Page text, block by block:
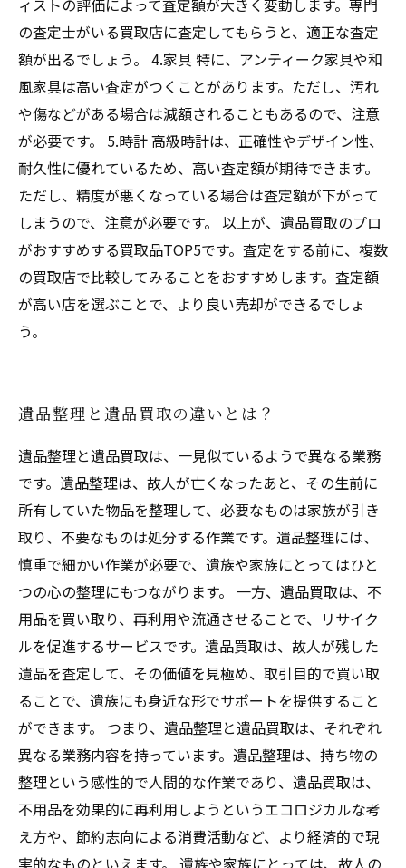
ィストの評価によって査定額が大きく変動します。専門
の査定士がいる買取店に査定してもらうと、適正な査定
額が出るでしょう。 4.家具 特に、アンティーク家具や和
風家具は高い査定がつくことがあります。ただし、汚れ
や傷などがある場合は減額されることもあるので、注意
が必要です。 5.時計 高級時計は、正確性やデザイン性、
耐久性に優れているため、高い査定額が期待できます。
ただし、精度が悪くなっている場合は査定額が下がって
しまうので、注意が必要です。 以上が、遺品買取のプロ
がおすすめする買取品TOP5です。査定をする前に、複数
の買取店で比較してみることをおすすめします。査定額
が高い店を選ぶことで、より良い売却ができるでしょ
う。
遺品整理と遺品買取の違いとは？
遺品整理と遺品買取は、一見似ているようで異なる業務
です。遺品整理は、故人が亡くなったあと、その生前に
所有していた物品を整理して、必要なものは家族が引き
取り、不要なものは処分する作業です。遺品整理には、
慎重で細かい作業が必要で、遺族や家族にとってはひと
つの心の整理にもつながります。 一方、遺品買取は、不
用品を買い取り、再利用や流通させることで、リサイク
ルを促進するサービスです。遺品買取は、故人が残した
遺品を査定して、その価値を見極め、取引目的で買い取
ることで、遺族にも身近な形でサポートを提供すること
ができます。 つまり、遺品整理と遺品買取は、それぞれ
異なる業務内容を持っています。遺品整理は、持ち物の
整理という感性的で人間的な作業であり、遺品買取は、
不用品を効果的に再利用しようというエコロジカルな考
え方や、節約志向による消費活動など、より経済的で現
実的なものといえます。 遺族や家族にとっては、故人の